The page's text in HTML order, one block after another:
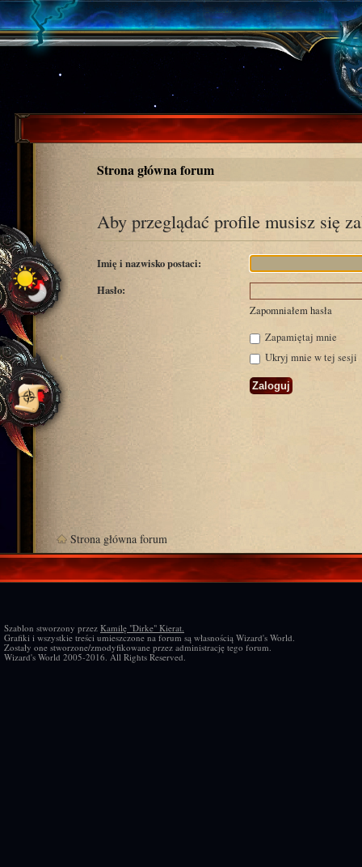
Strona główna forum
Aby przeglądać profile musisz się
Imię i nazwisko postaci:
Hasło:
Zapomniałem hasła
Zapamiętaj mnie
Ukryj mnie w tej sesji
Strona główna forum
Szablon stworzony przez Kamilę "Dirke" Kierat.
Grafiki i wszystkie treści umieszczone na forum są własnością Wizard's World.
Zostały one stworzone/zmodyfikowane przez administrację tego forum.
Wizard's World 2005-2016. All Rights Reserved.